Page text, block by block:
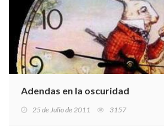
Adendas en la oscuridad
25 de Julio de 2011 3157